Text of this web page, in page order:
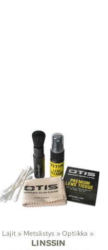
Lajit ‪» Metsästys ‪»Optiikka ‪»
LINSSIN